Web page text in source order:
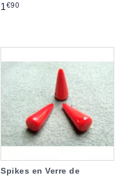
Prix
1€90
Spikes en Verre de